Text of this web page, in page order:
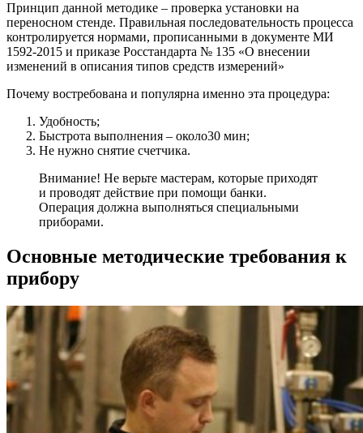
Принцип данной методике – проверка установки на
переносном стенде. Правильная последовательность процесса
контролируется нормами, прописанными в документе МИ
1592-2015 и приказе Росстандарта № 135 «О внесении
изменений в описания типов средств измерений»
Почему востребована и популярна именно эта процедура:
Удобность;
Быстрота выполнения – около30 мин;
Не нужно снятие счетчика.
Внимание! Не верьте мастерам, которые приходят
и проводят действие при помощи банки.
Операция должна выполняться специальными
приборами.
Основные методические требования к
прибору